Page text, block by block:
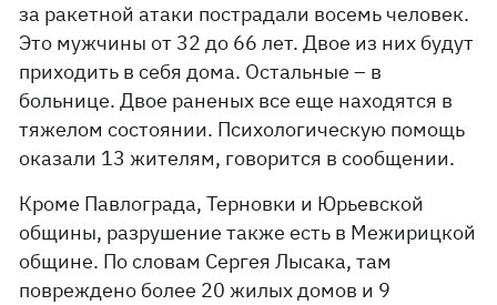
за ракетной атаки пострадали восемь человек.
Это мужчины от 32 до 66 лет. Двое из них будут
приходить в себя дома. Остальные – в
больнице. Двое раненых все еще находятся в
тяжелом состоянии. Психологическую помощь
оказали 13 жителям, говорится в сообщении.
Кроме Павлограда, Терновки и Юрьевской
общины, разрушение также есть в Межирицкой
общине. По словам Сергея Лысака, там
повреждено более 20 жилых домов и 9